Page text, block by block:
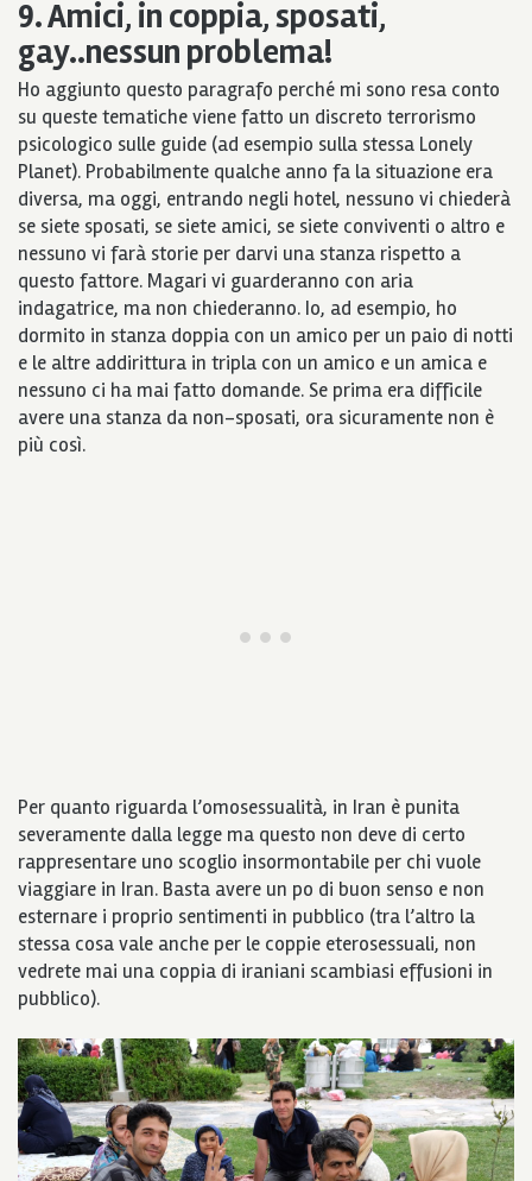
9. Amici, in coppia, sposati,
gay..nessun problema!
Ho aggiunto questo paragrafo perché mi sono resa conto
su queste tematiche viene fatto un discreto terrorismo
psicologico sulle guide (ad esempio sulla stessa Lonely
Planet). Probabilmente qualche anno fa la situazione era
diversa, ma oggi, entrando negli hotel, nessuno vi chiederà
se siete sposati, se siete amici, se siete conviventi o altro e
nessuno vi farà storie per darvi una stanza rispetto a
questo fattore. Magari vi guarderanno con aria
indagatrice, ma non chiederanno. Io, ad esempio, ho
dormito in stanza doppia con un amico per un paio di notti
e le altre addirittura in tripla con un amico e un amica e
nessuno ci ha mai fatto domande. Se prima era difficile
avere una stanza da non-sposati, ora sicuramente non è
più così.
Per quanto riguarda l’omosessualità, in Iran è punita
severamente dalla legge ma questo non deve di certo
rappresentare uno scoglio insormontabile per chi vuole
viaggiare in Iran. Basta avere un po di buon senso e non
esternare i proprio sentimenti in pubblico (tra l’altro la
stessa cosa vale anche per le coppie eterosessuali, non
vedrete mai una coppia di iraniani scambiasi effusioni in
pubblico).